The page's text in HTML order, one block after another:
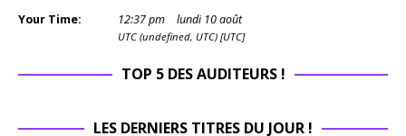
Your Time: 12:37pm lundi 10 août
UTC (undefined, UTC) [UTC]
TOP 5 DES AUDITEURS !
LES DERNIERS TITRES DU JOUR !